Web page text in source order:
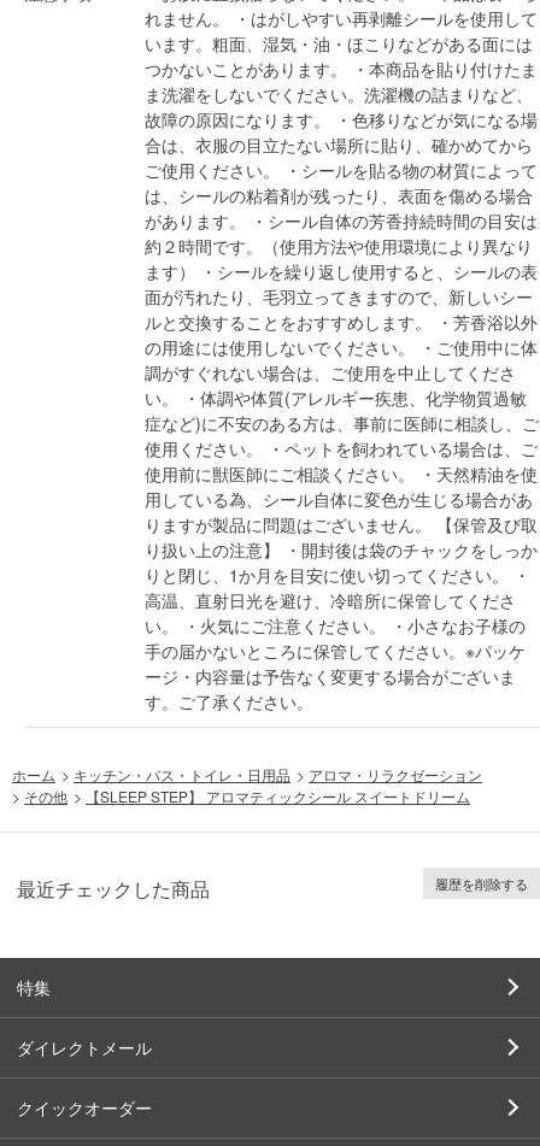
れません。 ・はがしやすい再剥離シールを使用して
います。粗面、湿気・油・ほこりなどがある面には
つかないことがあります。 ・本商品を貼り付けたま
ま洗濯をしないでください。洗濯機の詰まりなど、
故障の原因になります。 ・色移りなどが気になる場
合は、衣服の目立たない場所に貼り、確かめてから
ご使用ください。 ・シールを貼る物の材質によって
は、シールの粘着剤が残ったり、表面を傷める場合
があります。 ・シール自体の芳香持続時間の目安は
約２時間です。（使用方法や使用環境により異なり
ます） ・シールを繰り返し使用すると、シールの表
面が汚れたり、毛羽立ってきますので、新しいシー
ルと交換することをおすすめします。 ・芳香浴以外
の用途には使用しないでください。 ・ご使用中に体
調がすぐれない場合は、ご使用を中止してくださ
い。 ・体調や体質(アレルギー疾患、化学物質過敏
症など)に不安のある方は、事前に医師に相談し、ご
使用ください。 ・ペットを飼われている場合は、ご
使用前に獣医師にご相談ください。 ・天然精油を使
用している為、シール自体に変色が生じる場合があ
りますが製品に問題はございません。 【保管及び取
り扱い上の注意】 ・開封後は袋のチャックをしっか
りと閉じ、1か月を目安に使い切ってください。 ・
高温、直射日光を避け、冷暗所に保管してくださ
い。 ・火気にご注意ください。 ・小さなお子様の
手の届かないところに保管してください。※パッケ
ージ・内容量は予告なく変更する場合がございま
す。ご了承ください。
ホーム > キッチン・バス・トイレ・日用品 > アロマ・リラクゼーション
> その他 > 【SLEEP STEP】 アロマティックシール スイートドリーム
最近チェックした商品 履歴を削除する
特集
ダイレクトメール
クイックオーダー